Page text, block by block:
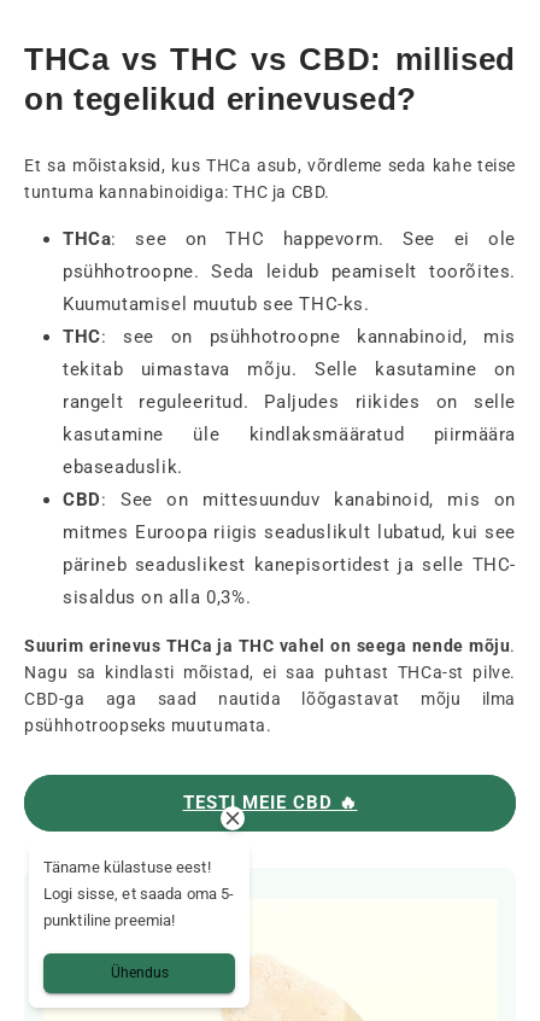
THCa vs THC vs CBD: millised
on tegelikud erinevused?
Et sa mõistaksid, kus THCa asub, võrdleme seda kahe teise
tuntuma kannabinoidiga: THC ja CBD.
THCa: see on THC happevorm. See ei ole
psühhotroopne. Seda leidub peamiselt toorõites.
Kuumutamisel muutub see THC-ks.
THC: see on psühhotroopne kannabinoid, mis
tekitab uimastava mõju. Selle kasutamine on
rangelt reguleeritud. Paljudes riikides on selle
kasutamine üle kindlaksmääratud piirmäära
ebaseaduslik.
CBD: See on mittesuunduv kanabinoid, mis on
mitmes Euroopa riigis seaduslikult lubatud, kui see
pärineb seaduslikest kanepisortidest ja selle THC-
sisaldus on alla 0,3%.
Suurim erinevus THCa ja THC vahel on seega nende mõju.
Nagu sa kindlasti mõistad, ei saa puhtast THCa-st pilve.
CBD-ga aga saad nautida lõõgastavat mõju ilma
psühhotroopseks muutumata.
TESTI MEIE CBD 🔥
Täname külastuse eest!
Logi sisse, et saada oma 5-
punktiline preemia!
Ühendus